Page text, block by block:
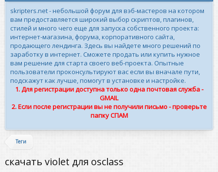
skripters.net - небольшой форум для вэб-мастеров на котором
вам предоставляется широкий выбор скриптов, плагинов,
стилей и много чего еще для запуска собственного проекта:
интернет-магазина, форума, корпоративного сайта,
продающего лендинга. Здесь вы найдете много решений по
заработку в интернет. Сможете продать или купить нужное
вам решение для старта своего веб-проекта. Опытные
пользователи проконсультируют вас если вы вначале пути,
подскажут как лучше, помогут в установке и настройке.
1. Для регистрации доступна только одна почтовая служба -
GMAIL
2. Если после регистрации вы не получили письмо - проверьте
папку СПАМ
Теги
скачать violet для osclass